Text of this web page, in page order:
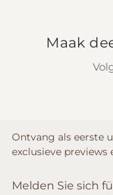
Maak
Ontvang als eerste
exclusieve previews
SIE